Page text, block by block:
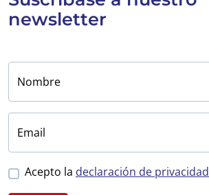
newsletter
Nombre
Email
Acepto la declaración de privacidad